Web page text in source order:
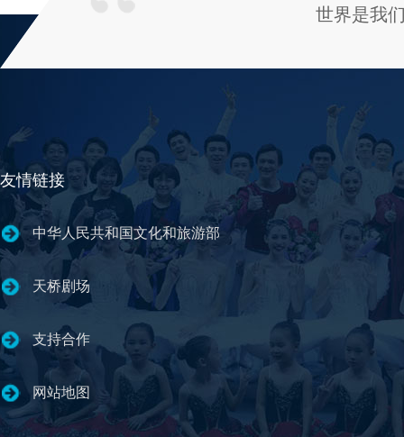
世界是我
友情链接
中华人民共和国文化和旅游部
天桥剧场
支持合作
网站地图